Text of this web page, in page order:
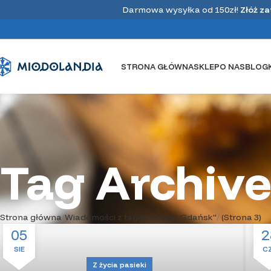
Darmowa wysyłka od 150zł! Złóż
STRONA GŁÓWNASKLEPO NASBLOG
Tag
Strona główna Wiadomości z tagiem "miód Gdańsk" (Strona 3)
05
SIE
Z życia pasieki